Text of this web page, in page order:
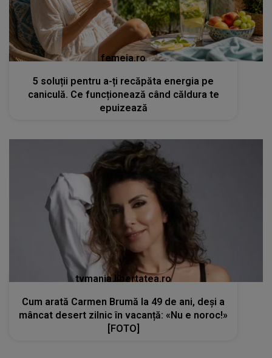
femeia.ro
5 soluții pentru a-ți recăpăta energia pe
caniculă. Ce funcționează când căldura te
epuizează
tvmania.libertatea.ro
Cum arată Carmen Brumă la 49 de ani, deși a
mâncat desert zilnic în vacanță: «Nu e noroc!»
[FOTO]